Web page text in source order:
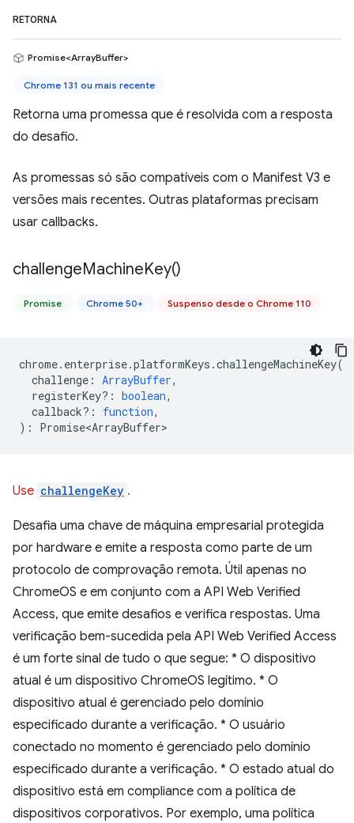
RETORNA
Promise<ArrayBuffer>
Chrome 131 ou mais recente
Retorna uma promessa que é resolvida com a resposta
do desafio.
As promessas só são compatíveis com o Manifest V3 e
versões mais recentes. Outras plataformas precisam
usar callbacks.
challengeMachineKey()
Promise Chrome 50+ Suspenso desde o Chrome 110
chrome. enterprise.platformKeys .challengeMachineKey(
challenge : ArrayBuffer,
registerKey? : boolean,
callback? : function,
) : Promise<ArrayBuffer>
Use challengeKey .
Desafia uma chave de máquina empresarial protegida
por hardware e emite a resposta como parte de um
protocolo de comprovação remota. Útil apenas no
ChromeOS e em conjunto com a API Web Verified
Access, que emite desafios e verifica respostas. Uma
verificação bem-sucedida pela API Web Verified Access
é um forte sinal de tudo o que segue: * O dispositivo
atual é um dispositivo ChromeOS legítimo. * O
dispositivo atual é gerenciado pelo domínio
especificado durante a verificação. * O usuário
conectado no momento é gerenciado pelo domínio
especificado durante a verificação. * O estado atual do
dispositivo está em compliance com a política de
dispositivos corporativos. Por exemplo, uma política